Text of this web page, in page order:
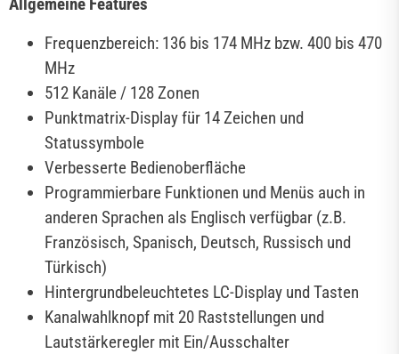
Allgemeine Features
Frequenzbereich: 136 bis 174 MHz bzw. 400 bis 470
MHz
512 Kanäle / 128 Zonen
Punktmatrix-Display für 14 Zeichen und
Statussymbole
Verbesserte Bedienoberfläche
Programmierbare Funktionen und Menüs auch in
anderen Sprachen als Englisch verfügbar (z.B.
Französisch, Spanisch, Deutsch, Russisch und
Türkisch)
Hintergrundbeleuchtetes LC-Display und Tasten
Kanalwahlknopf mit 20 Raststellungen und
Lautstärkeregler mit Ein/Ausschalter